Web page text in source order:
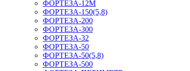
ФОРТЕЗА-12М
ФОРТЕЗА-150(5,8)
ФОРТЕЗА-200
ФОРТЕЗА-300
ФОРТЕЗА-32
ФОРТЕЗА-50
ФОРТЕЗА-50(5,8)
ФОРТЕЗА-500